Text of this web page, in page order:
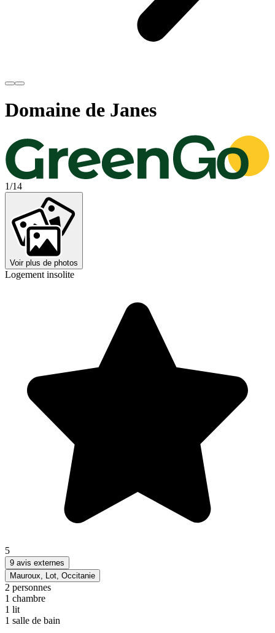
Domaine de Janes
1/14
Voir plus de photos
Logement insolite
5
9 avis externes
Mauroux, Lot, Occitanie
2 personnes
1 chambre
1 lit
1 salle de bain